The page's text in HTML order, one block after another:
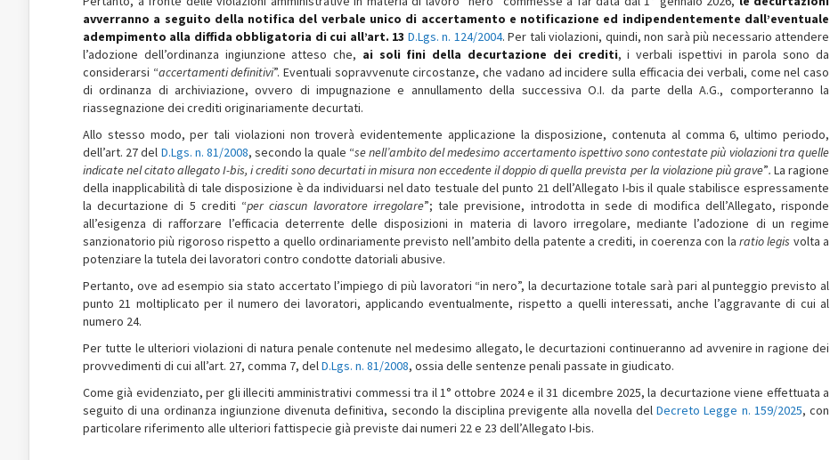
avverranno a seguito della notifica del verbale unico di accertamento e notificazione ed indipendentemente dall’eventuale
adempimento alla diffida obbligatoria di cui all’art. 13 D.Lgs. n. 124/2004. Per tali violazioni, quindi, non sarà più necessario attendere
l’adozione dell’ordinanza ingiunzione atteso che, ai soli fini della decurtazione dei crediti, i verbali ispettivi in parola sono da
considerarsi “accertamenti definitivi”. Eventuali sopravvenute circostanze, che vadano ad incidere sulla efficacia dei verbali, come nel caso
di ordinanza di archiviazione, ovvero di impugnazione e annullamento della successiva O.I. da parte della A.G., comporteranno la
riassegnazione dei crediti originariamente decurtati.
Allo stesso modo, per tali violazioni non troverà evidentemente applicazione la disposizione, contenuta al comma 6, ultimo periodo,
dell’art. 27 del D.Lgs. n. 81/2008, secondo la quale “se nell’ambito del medesimo accertamento ispettivo sono contestate più violazioni tra quelle
indicate nel citato allegato I-bis, i crediti sono decurtati in misura non eccedente il doppio di quella prevista per la violazione più grave”. La ragione
della inapplicabilità di tale disposizione è da individuarsi nel dato testuale del punto 21 dell’Allegato I-bis il quale stabilisce espressamente
la decurtazione di 5 crediti “per ciascun lavoratore irregolare”; tale previsione, introdotta in sede di modifica dell’Allegato, risponde
all’esigenza di rafforzare l’efficacia deterrente delle disposizioni in materia di lavoro irregolare, mediante l’adozione di un regime
sanzionatorio più rigoroso rispetto a quello ordinariamente previsto nell’ambito della patente a crediti, in coerenza con la ratio legis volta a
potenziare la tutela dei lavoratori contro condotte datoriali abusive.
Pertanto, ove ad esempio sia stato accertato l’impiego di più lavoratori “in nero”, la decurtazione totale sarà pari al punteggio previsto al
punto 21 moltiplicato per il numero dei lavoratori, applicando eventualmente, rispetto a quelli interessati, anche l’aggravante di cui al
numero 24.
Per tutte le ulteriori violazioni di natura penale contenute nel medesimo allegato, le decurtazioni continueranno ad avvenire in ragione dei
provvedimenti di cui all’art. 27, comma 7, delD.Lgs. n. 81/2008, ossia delle sentenze penali passate in giudicato.
Come già evidenziato, per gli illeciti amministrativi commessi tra il 1° ottobre 2024 e il 31 dicembre 2025, la decurtazione viene effettuata a
seguito di una ordinanza ingiunzione divenuta definitiva, secondo la disciplina previgente alla novella delDecreto Legge n. 159/2025, con
particolare riferimento alle ulteriori fattispecie già previste dai numeri 22 e 23 dell’Allegato I-bis.